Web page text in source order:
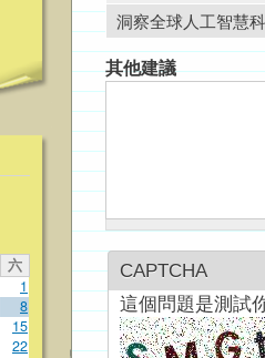
六
1
8
15
22
洞察全球人工智慧
其他建議
CAPTCHA
這個問題是測試